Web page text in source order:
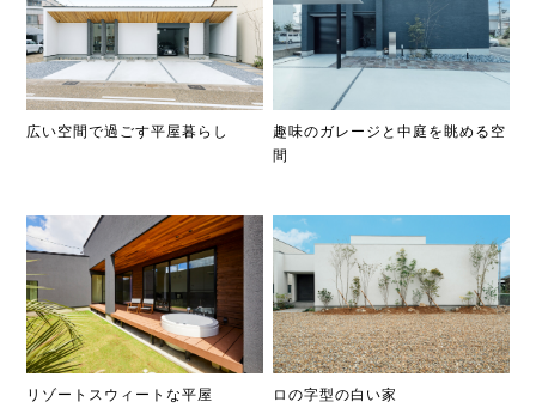
広い空間で過ごす平屋暮らし
趣味のガレージと中庭を眺める空
間
リゾートスウィートな平屋 ロの字型の白い家